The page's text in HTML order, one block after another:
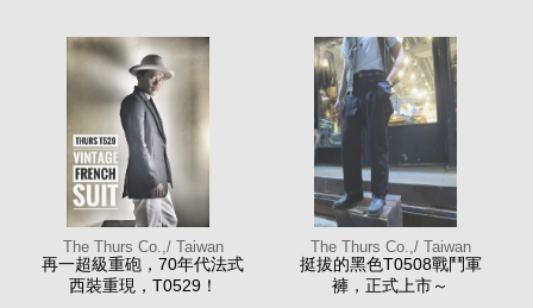
The Thurs Co.,/ Taiwan
再一超級重砲，70年代法式
西裝重現，T0529！
The Thurs Co.,/ Taiwan
挺拔的黑色T0508戰鬥軍
褲，正式上市～